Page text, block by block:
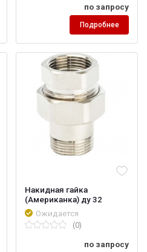
по запросу
Подробнее
Накидная гайка
(Американка) ду 32
Ожидается
(0)
по запросу